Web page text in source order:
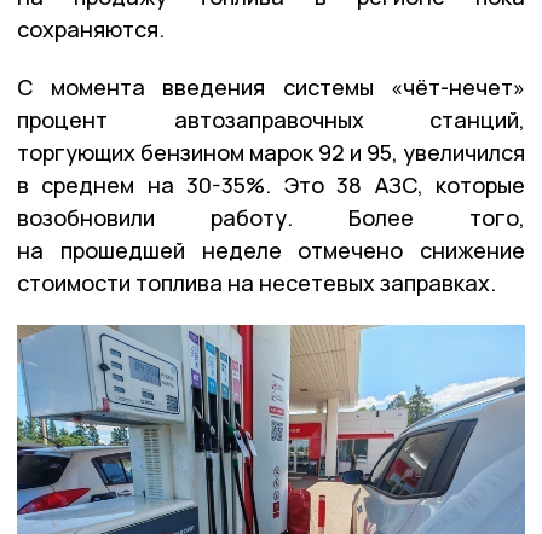
сохраняются.
С момента введения системы «чёт-нечет»
процент автозаправочных станций,
торгующих бензином марок 92 и 95, увеличился
в среднем на 30-35%. Это 38 АЗС, которые
возобновили работу. Более того,
на прошедшей неделе отмечено снижение
стоимости топлива на несетевых заправках.